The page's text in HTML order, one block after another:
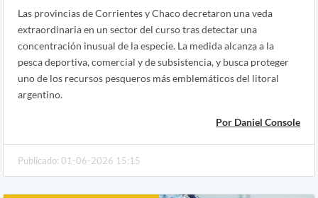
Las provincias de Corrientes y Chaco decretaron una veda
extraordinaria en un sector del curso tras detectar una
concentración inusual de la especie. La medida alcanza a la
pesca deportiva, comercial y de subsistencia, y busca proteger
uno de los recursos pesqueros más emblemáticos del litoral
argentino.
Por Daniel Console
Publicado: 01-06-2026 15:15